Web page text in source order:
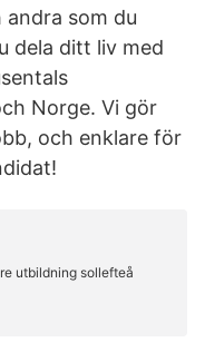
som du
dela ditt liv med
Norge. Vi gör
och enklare för